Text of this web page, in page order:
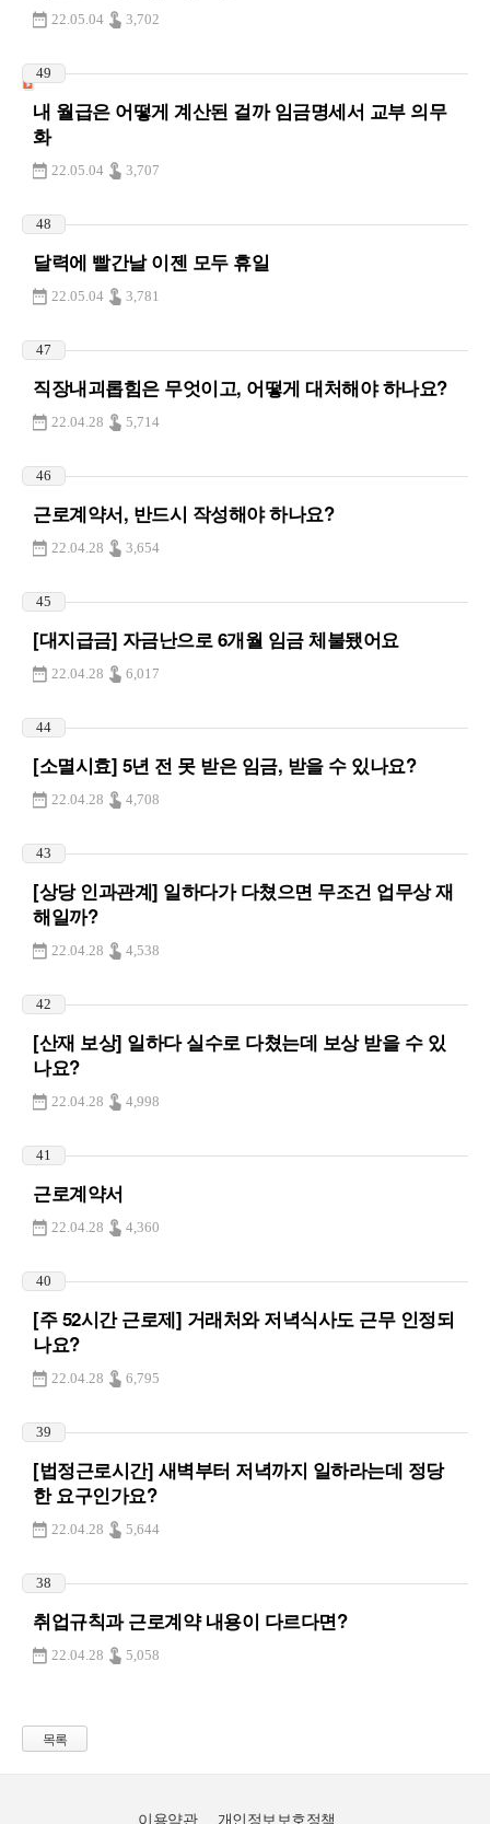
22.05.04 3,702
49
내 월급은 어떻게 계산된 걸까 임금명세서 교부 의무
화
22.05.04 3,707
48
달력에 빨간날 이젠 모두 휴일
22.05.04 3,781
47
직장내괴롭힘은 무엇이고, 어떻게 대처해야 하나요?
22.04.28 5,714
46
근로계약서, 반드시 작성해야 하나요?
22.04.28 3,654
45
[대지급금] 자금난으로 6개월 임금 체불됐어요
22.04.28 6,017
44
[소멸시효] 5년 전 못 받은 임금, 받을 수 있나요?
22.04.28 4,708
43
[상당 인과관계] 일하다가 다쳤으면 무조건 업무상 재
해일까?
22.04.28 4,538
42
[산재 보상] 일하다 실수로 다쳤는데 보상 받을 수 있
나요?
22.04.28 4,998
41
근로계약서
22.04.28 4,360
40
[주 52시간 근로제] 거래처와 저녁식사도 근무 인정되
나요?
22.04.28 6,795
39
[법정근로시간] 새벽부터 저녁까지 일하라는데 정당
한 요구인가요?
22.04.28 5,644
38
취업규칙과 근로계약 내용이 다르다면?
22.04.28 5,058
목록
이용약관 개인정보보호정책